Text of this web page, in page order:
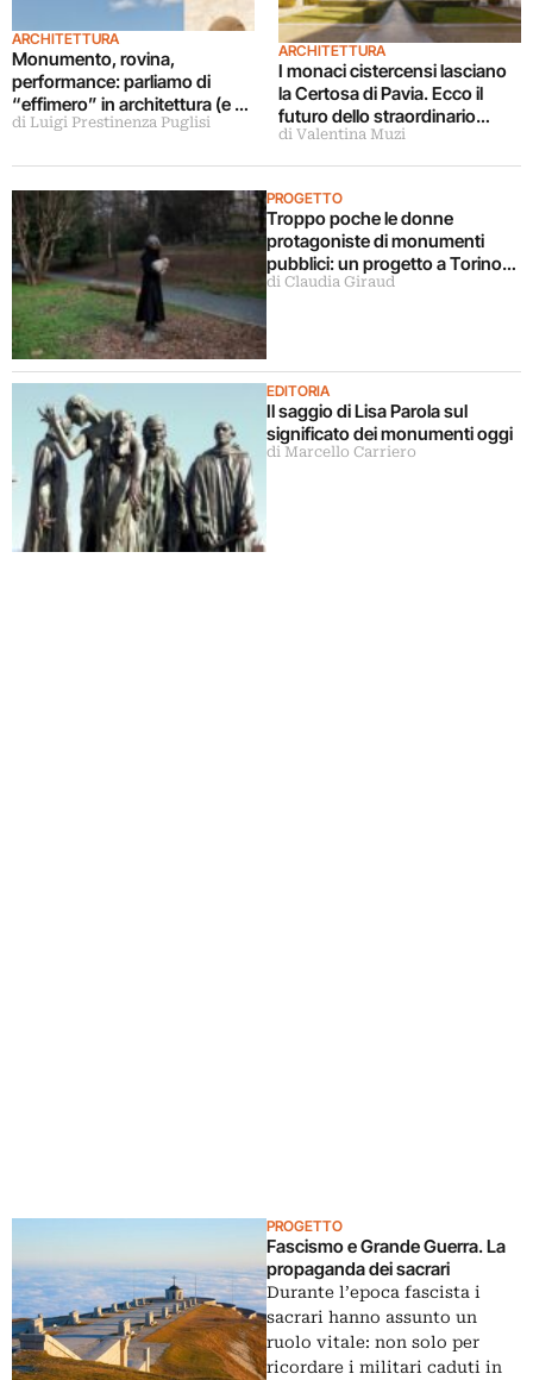
ARCHITETTURA
Monumento, rovina,
performance: parliamo di
“effimero” in architettura (e di
permanenza)
di Luigi Prestinenza Puglisi
ARCHITETTURA
I monaci cistercensi lasciano
la Certosa di Pavia. Ecco il
futuro dello straordinario
monumento lombardo
di Valentina Muzi
PROGETTO
Troppo poche le donne
protagoniste di monumenti
pubblici: un progetto a Torino
ne parla
di Claudia Giraud
EDITORIA
Il saggio di Lisa Parola sul
significato dei monumenti oggi
di Marcello Carriero
PROGETTO
Fascismo e Grande Guerra. La
propaganda dei sacrari
Durante l’epoca fascista i
sacrari hanno assunto un
ruolo vitale: non solo per
ricordare i militari caduti in